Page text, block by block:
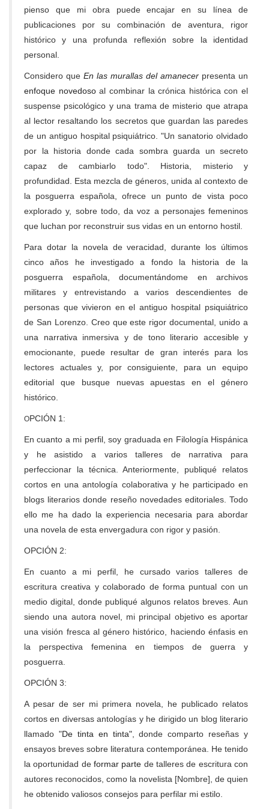
pienso que mi obra puede encajar en su línea de
publicaciones por su combinación de aventura, rigor
histórico y una profunda reflexión sobre la identidad
personal.
Considero que En las murallas del amanecer presenta un
enfoque novedosoal combinar la crónica histórica con el
suspense psicológico y una trama de misterio que atrapa
al lector resaltando los secretos que guardan las paredes
de un antiguo hospital psiquiátrico. "Un sanatorio olvidado
por la historia donde cada sombra guarda un secreto
capaz de cambiarlo todo". Historia, misterio y
profundidad . Esta mezcla de géneros, unida al contexto de
la posguerra española, ofrece un punto de vista poco
explorado y, sobre todo, da voz a personajes femeninos
que luchan por reconstruir sus vidas en un entorno hostil.
Para dotar la novela de veracidad, durante los últimos
cinco años he investigado a fondo la historia de la
posguerra española, documentándome en archivos
militares y entrevistando a varios descendientes de
personas que vivieron en el antiguo hospital psiquiátrico
de San Lorenzo. Creo que este rigor documental, unido a
una narrativa inmersiva y de tono literario accesible y
emocionante, puede resultar de gran interés para los
lectores actuales y, por consiguiente, para un equipo
editorial que busque nuevas apuestas en el género
histórico.
OPCIÓN 1:
En cuanto a mi perfil, soy graduada en Filología Hispánica
y he asistido a varios talleres de narrativa para
perfeccionar la técnica. Anteriormente, publiqué relatos
cortos en una antología colaborativa y he participado en
blogs literarios donde reseño novedades editoriales. Todo
ello me ha dado la experiencia necesaria para abordar
una novela de esta envergadura con rigor y pasión.
OPCIÓN 2:
En cuanto a mi perfil, he cursado varios talleres de
escritura creativa y colaborado de forma puntual con un
medio digital, donde publiqué algunos relatos breves. Aun
siendo una autora novel, mi principal objetivo es aportar
una visión fresca al género histórico, haciendo énfasis en
la perspectiva femenina en tiempos de guerra y
posguerra.
OPCIÓN 3:
A pesar de ser mi primera novela, he publicado relatos
cortos en diversas antologías y he dirigido un blog literario
llamado "De tinta en tinta", donde comparto reseñas y
ensayos breves sobre literatura contemporánea. He tenido
la oportunidad de formar parte de talleres de escritura con
autores reconocidos, como la novelista [Nombre], de quien
he obtenido valiosos consejos para perfilar mi estilo.